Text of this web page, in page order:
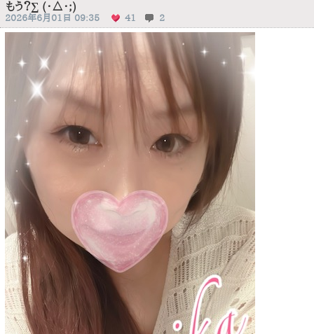
もう？∑ (･△･;)
2026年6月01日 09:35 41 2